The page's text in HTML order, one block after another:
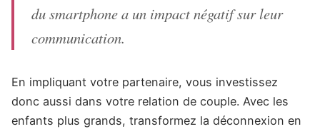
du smartphone a un impact négatif sur leur
communication.
En impliquant votre partenaire, vous investissez
donc aussi dans votre relation de couple. Avec les
enfants plus grands, transformez la déconnexion en